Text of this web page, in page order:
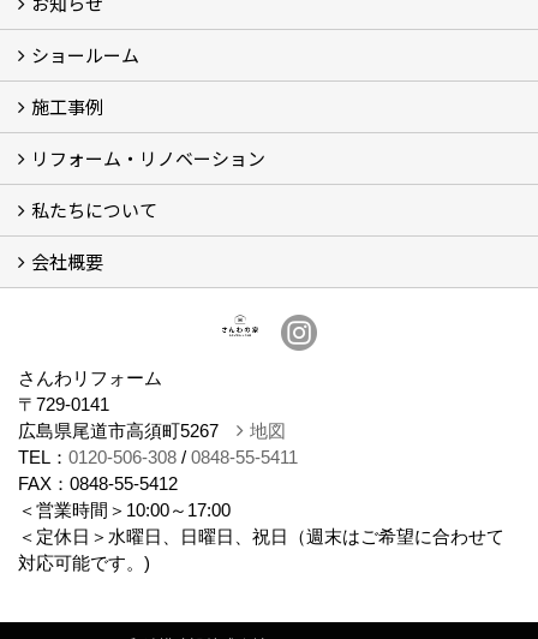
お知らせ (3)
ショールーム
体感ルーム
イベント
施工事例
施工事例
お客様の声
リフォーム・リノベーション
リフォームについて
リノベーションについて
計画ステップ
【Q＆A】よくあるご質問 (30)
私たちについて
スタッフ紹介
ブログ
想い
会社概要
さんわリフォーム
〒729-0141
広島県尾道市高須町5267
地図
TEL： 0120-506-308 / 0848-55-5411
FAX：0848-55-5412
＜営業時間＞10:00～17:00
＜定休日＞水曜日、日曜日、祝日（週末はご希望に合わせて
対応可能です。)